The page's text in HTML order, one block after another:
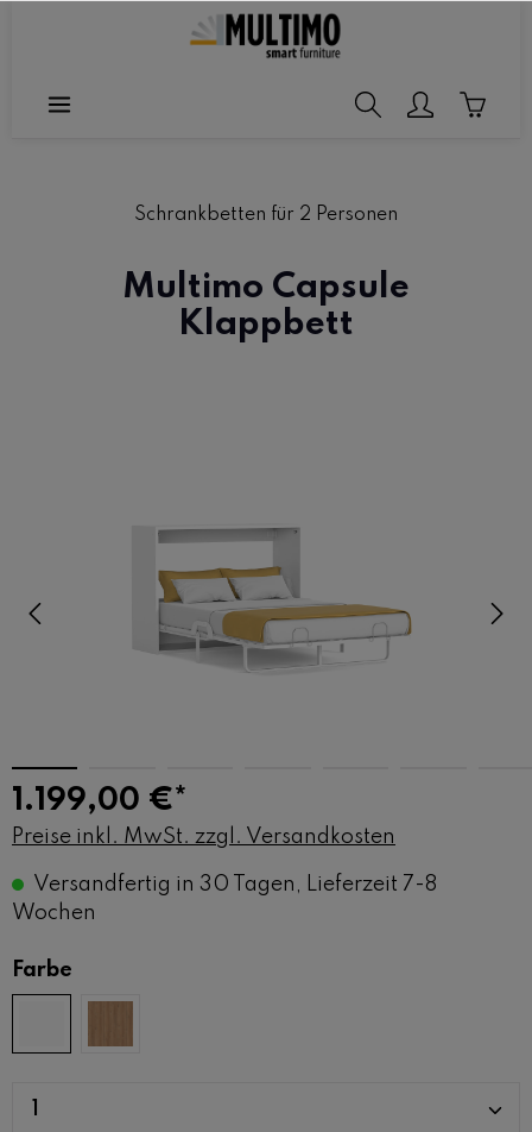
Schrankbetten für 2 Personen
Multimo Capsule
Klappbett
1.199,00 €*
Preise inkl. MwSt. zzgl. Versandkosten
Versandfertig in 30 Tagen, Lieferzeit 7-8
Wochen
Farbe
Produkt Anzahl: Gib den